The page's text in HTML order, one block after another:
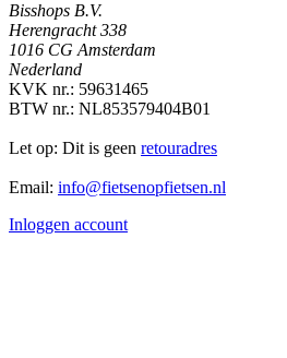
Bisshops B.V.
Herengracht 338
1016 CG Amsterdam
Nederland
KVK nr.: 59631465
BTW nr.: NL853579404B01
Let op: Dit is geen retouradres
Email: info@fietsenopfietsen.nl
Inloggen account